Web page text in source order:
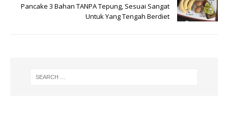
Pancake 3 Bahan TANPA Tepung, Sesuai Sangat
Untuk Yang Tengah Berdiet